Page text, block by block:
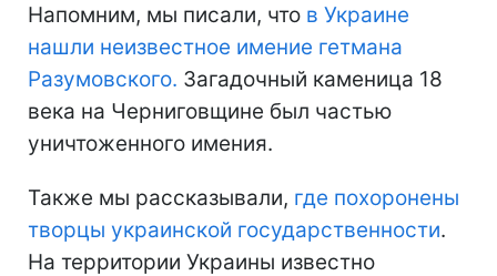
Напомним, мы писали, что в Украине
нашли неизвестное имение гетмана
Разумовского. Загадочный каменица 18
века на Черниговщине был частью
уничтоженного имения.
Также мы рассказывали, где похоронены
творцы украинской государственности.
На территории Украины известно